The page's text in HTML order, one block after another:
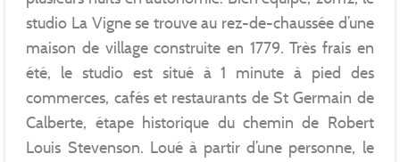
studio La Vigne se trouve au rez-de-chaussée d’une
maison de village construite en 1779. Très frais en
été, le studio est situé à 1 minute à pied des
commerces, cafés et restaurants de St Germain de
Calberte, étape historique du chemin de Robert
Louis Stevenson. Loué à partir d’une personne, le